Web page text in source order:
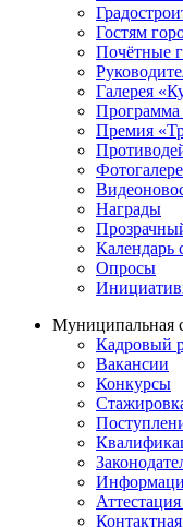
Гостям
Почётные
Галерея
Премия
Награды
Календарь
Опросы
Муниципальная
Кадровый
Вакансии
Конкурсы